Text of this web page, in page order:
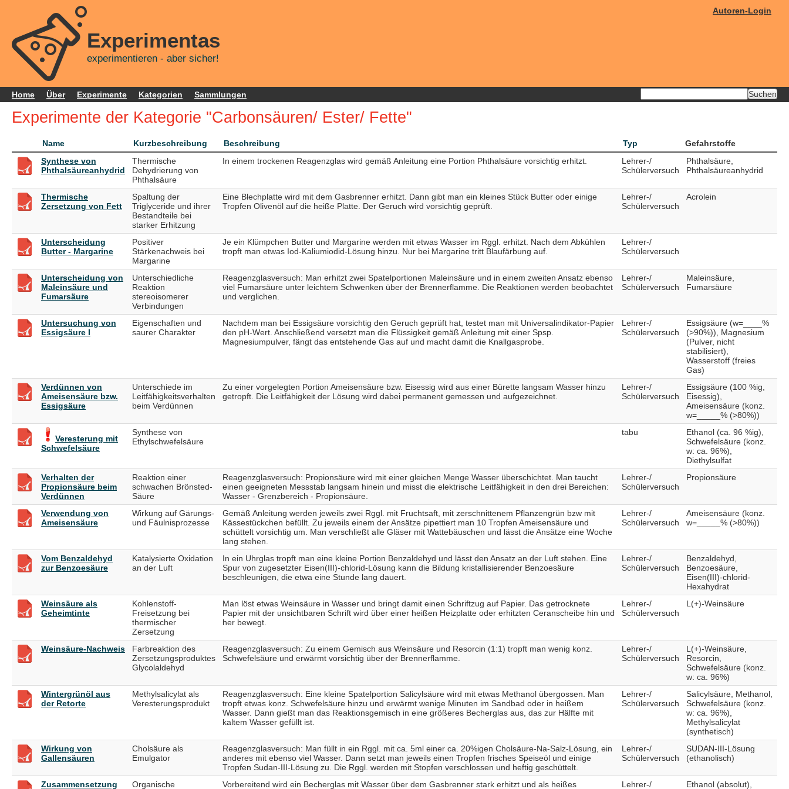
Autoren-Login
Experimentas
experimentieren - aber sicher!
Home Über Experimente Kategorien Sammlungen
Experimente der Kategorie "Carbonsäuren/ Ester/ Fette"
Name Kurzbeschreibung Beschreibung Typ
Gefahrstoffe
Synthese von
Phthalsäureanhydrid
Thermische
Dehydrierung von
Phthalsäure
In einem trockenen Reagenzglas wird gemäß Anleitung eine Portion Phthalsäure vorsichtig erhitzt.
Lehrer-/
Schülerversuch
Phthalsäure,
Phthalsäureanhydrid
Thermische
Zersetzung von Fett
Spaltung der
Triglyceride und ihrer
Bestandteile bei
starker Erhitzung
Eine Blechplatte wird mit dem Gasbrenner erhitzt. Dann gibt man ein kleines Stück Butter oder einige
Tropfen Olivenöl auf die heiße Platte. Der Geruch wird vorsichtig geprüft.
Lehrer-/
Schülerversuch
Acrolein
Unterscheidung
Butter - Margarine
Positiver
Stärkenachweis bei
Margarine
Je ein Klümpchen Butter und Margarine werden mit etwas Wasser im Rggl. erhitzt. Nach dem Abkühlen
tropft man etwas Iod-Kaliumiodid-Lösung hinzu. Nur bei Margarine tritt Blaufärbung auf.
Lehrer-/
Schülerversuch
Unterscheidung von
Maleinsäure und
Fumarsäure
Unterschiedliche
Reaktion
stereoisomerer
Verbindungen
Reagenzglasversuch: Man erhitzt zwei Spatelportionen Maleinsäure und in einem zweiten Ansatz ebenso
viel Fumarsäure unter leichtem Schwenken über der Brennerflamme. Die Reaktionen werden beobachtet
und verglichen.
Lehrer-/
Schülerversuch
Maleinsäure,
Fumarsäure
Untersuchung von
Essigsäure I
Eigenschaften und
saurer Charakter
Nachdem man bei Essigsäure vorsichtig den Geruch geprüft hat, testet man mit Universalindikator-Papier
den pH-Wert. Anschließend versetzt man die Flüssigkeit gemäß Anleitung mit einer Spsp.
Magnesiumpulver, fängt das entstehende Gas auf und macht damit die Knallgasprobe.
Lehrer-/
Schülerversuch
Essigsäure (w=____%
(>90%)), Magnesium
(Pulver, nicht
stabilisiert),
Wasserstoff (freies
Gas)
Verdünnen von
Ameisensäure bzw.
Essigsäure
Unterschiede im
Leitfähigkeitsverhalten
beim Verdünnen
Zu einer vorgelegten Portion Ameisensäure bzw. Eisessig wird aus einer Bürette langsam Wasser hinzu
getropft. Die Leitfähigkeit der Lösung wird dabei permanent gemessen und aufgezeichnet.
Lehrer-/
Schülerversuch
Essigsäure (100 %ig,
Eisessig),
Ameisensäure (konz.
w=_____% (>80%))
Veresterung mit
Schwefelsäure
Synthese von
Ethylschwefelsäure
tabu
Ethanol (ca. 96 %ig),
Schwefelsäure (konz.
w: ca. 96%),
Diethylsulfat
Verhalten der
Propionsäure beim
Verdünnen
Reaktion einer
schwachen Brönsted-
Säure
Reagenzglasversuch: Propionsäure wird mit einer gleichen Menge Wasser überschichtet. Man taucht
einen geeigneten Messstab langsam hinein und misst die elektrische Leitfähigkeit in den drei Bereichen:
Wasser - Grenzbereich - Propionsäure.
Lehrer-/
Schülerversuch
Propionsäure
Verwendung von
Ameisensäure
Wirkung auf Gärungs-
und Fäulnisprozesse
Gemäß Anleitung werden jeweils zwei Rggl. mit Fruchtsaft, mit zerschnittenem Pflanzengrün bzw mit
Kässestückchen befüllt. Zu jeweils einem der Ansätze pipettiert man 10 Tropfen Ameisensäure und
schüttelt vorsichtig um. Man verschließt alle Gläser mit Wattebäuschen und lässt die Ansätze eine Woche
lang stehen.
Lehrer-/
Schülerversuch
Ameisensäure (konz.
w=_____% (>80%))
Vom Benzaldehyd
zur Benzoesäure
Katalysierte Oxidation
an der Luft
In ein Uhrglas tropft man eine kleine Portion Benzaldehyd und lässt den Ansatz an der Luft stehen. Eine
Spur von zugesetzter Eisen(III)-chlorid-Lösung kann die Bildung kristallisierender Benzoesäure
beschleunigen, die etwa eine Stunde lang dauert.
Lehrer-/
Schülerversuch
Benzaldehyd,
Benzoesäure,
Eisen(III)-chlorid-
Hexahydrat
Weinsäure als
Geheimtinte
Kohlenstoff-
Freisetzung bei
thermischer
Zersetzung
Man löst etwas Weinsäure in Wasser und bringt damit einen Schriftzug auf Papier. Das getrocknete
Papier mit der unsichtbaren Schrift wird über einer heißen Heizplatte oder erhitzten Ceranscheibe hin und
her bewegt.
Lehrer-/
Schülerversuch
L(+)-Weinsäure
Weinsäure-Nachweis
Farbreaktion des
Zersetzungsproduktes
Glycolaldehyd
Reagenzglasversuch: Zu einem Gemisch aus Weinsäure und Resorcin (1:1) tropft man wenig konz.
Schwefelsäure und erwärmt vorsichtig über der Brennerflamme.
Lehrer-/
Schülerversuch
L(+)-Weinsäure,
Resorcin,
Schwefelsäure (konz.
w: ca. 96%)
Wintergrünöl aus
der Retorte
Methylsalicylat als
Veresterungsprodukt
Reagenzglasversuch: Eine kleine Spatelportion Salicylsäure wird mit etwas Methanol übergossen. Man
tropft etwas konz. Schwefelsäure hinzu und erwärmt wenige Minuten im Sandbad oder in heißem
Wasser. Dann gießt man das Reaktionsgemisch in eine größeres Becherglas aus, das zur Hälfte mit
kaltem Wasser gefüllt ist.
Lehrer-/
Schülerversuch
Salicylsäure, Methanol,
Schwefelsäure (konz.
w: ca. 96%),
Methylsalicylat
(synthetisch)
Wirkung von
Gallensäuren
Cholsäure als
Emulgator
Reagenzglasversuch: Man füllt in ein Rggl. mit ca. 5ml einer ca. 20%igen Cholsäure-Na-Salz-Lösung, ein
anderes mit ebenso viel Wasser. Dann setzt man jeweils einen Tropfen frisches Speiseöl und einige
Tropfen Sudan-III-Lösung zu. Die Rggl. werden mit Stopfen verschlossen und heftig geschüttelt.
Lehrer-/
Schülerversuch
SUDAN-III-Lösung
(ethanolisch)
Zusammensetzung
Organische
Vorbereitend wird ein Becherglas mit Wasser über dem Gasbrenner stark erhitzt und als heißes
Lehrer-/
Ethanol (absolut),